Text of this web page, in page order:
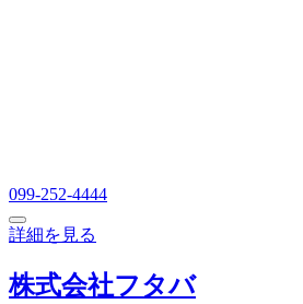
099-252-4444
詳細を見る
株式会社フタバ